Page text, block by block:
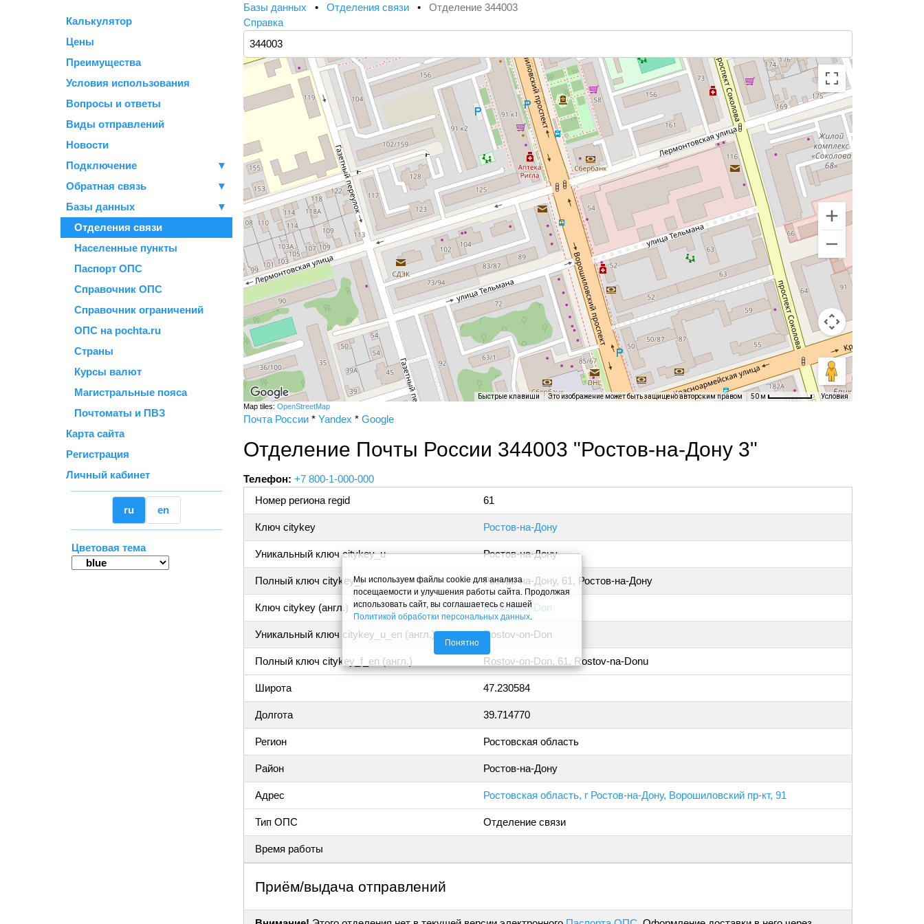
Калькулятор
Цены
Преимущества
Условия использования
Вопросы и ответы
Виды отправлений
Новости
Подключение
▼
Обратная связь
▼
Базы данных
▼
Отделения связи
Населенные пункты
Паспорт ОПС
Справочник ОПС
Справочник ограничений
ОПС на pochta.ru
Страны
Курсы валют
Магистральные пояса
Почтоматы и ПВЗ
Карта сайта
Регистрация
Личный кабинет
ru en
Цветовая тема
Базы данных • Отделения связи • Отделение 344003
Справка
Быстрые клавиши Это изображение может быть защищено авторским правом 50 м Условия
Map tiles: OpenStreetMap
Почта России * Yandex * Google
Отделение Почты России 344003 "Ростов-на-Дону 3"
Телефон: +7 800-1-000-000
Номер региона regid
61
Ключ citykey Ростов-на-Дону
Уникальный ключ citykey_u Ростов-на-Дону
Полный ключ citykey_f Ростов-на-Дону, 61, Ростов-на-Дону
Ключ citykey (англ.) Rostov-on-Don
Уникальный ключ citykey_u_en (англ.) Rostov-on-Don
Полный ключ citykey_f_en (англ.) Rostov-on-Don, 61, Rostov-na-Donu
Широта 47.230584
Долгота 39.714770
Регион Ростовская область
Район Ростов-на-Дону
Адрес Ростовская область, г Ростов-на-Дону, Ворошиловский пр-кт, 91
Тип ОПС Отделение связи
Время работы
Приём/выдача отправлений
Мы используем файлы cookie для анализа
посещаемости и улучшения работы сайта. Продолжая
использовать сайт, вы соглашаетесь с нашей
Политикой обработки персональных данных.
Понятно